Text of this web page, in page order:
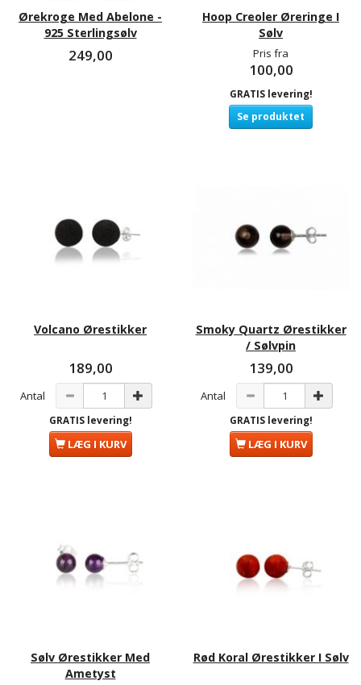
Ørekroge Med Abelone -
925 Sterlingsølv
249,00
Hoop Creoler Øreringe I
Sølv
Pris fra
100,00
GRATIS levering!
Se produktet
Volcano Ørestikker
189,00
Antal
GRATIS levering!
LÆG I KURV
Smoky Quartz Ørestikker
/ Sølvpin
139,00
Antal
GRATIS levering!
LÆG I KURV
Sølv Ørestikker Med
Ametyst
Rød Koral Ørestikker I Sølv